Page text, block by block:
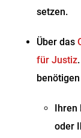
setzen.
Über das
für Justiz
Ihren
oder